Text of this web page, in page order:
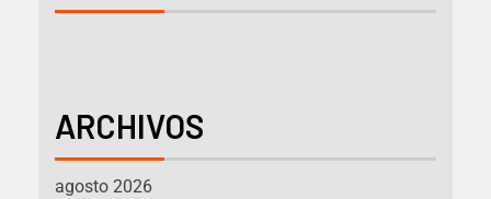
ARCHIVOS
agosto 2026